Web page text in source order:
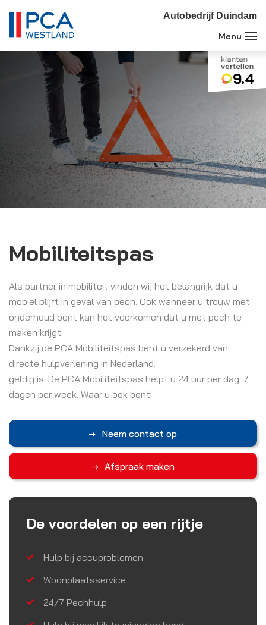
Autobedrijf Duindam
9.4
Mobiliteitspas
Als partner in mobiliteit vinden wij het belangrijk dat u
mobiel blijft in geval van pech. Ook wanneer u trouw met
onderhoud bent kan het voorkomen dat u met pech te
maken krijgt.
Dankzij de PCA Mobiliteitspas bent u verzekerd van
directe hulpverlening in Nederland.
geldig is. De PCA Mobiliteitspas helpt u 24 uur per dag. 7
dagen per week. Waar u ook bent!
Neem contact op
Afspraak maken
De voordelen op een rijtje
Hulp bij accuproblemen
Woonplaatsservice
24/7 Pechhulp